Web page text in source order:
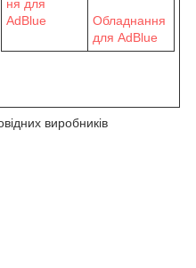
Обладнання
для AdBlue
виробників